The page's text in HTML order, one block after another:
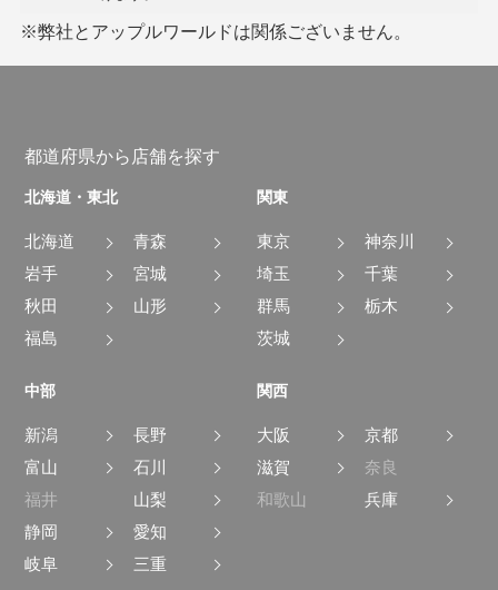
※弊社とアップルワールドは関係ございません。
都道府県から店舗を探す
北海道・東北
北海道
青森
岩手
宮城
秋田
山形
福島
関東
東京
神奈川
埼玉
千葉
群馬
栃木
茨城
中部
新潟
長野
富山
石川
福井
山梨
静岡
愛知
岐阜
三重
関西
大阪
京都
滋賀
奈良
和歌山
兵庫